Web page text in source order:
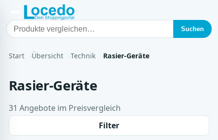
Suchen
Start Übersicht Technik Rasier-Geräte
Rasier-Geräte
31 Angebote im Preisvergleich
Filter